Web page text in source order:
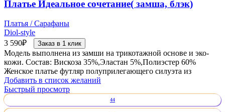
Платье Идеальное сочетание( замша, блэк)
Платья / Сарафаны
Diol-style
3 590₽ Заказ в 1 клик
Модель выполнена из замши на трикотажной основе и эко-
кожи. Состав: Вискоза 35%,Эластан 5%,Полиэстер 60%
Женское платье футляр полуприлегающего силуэта из
Добавить в список желаний
Быстрый просмотр
44